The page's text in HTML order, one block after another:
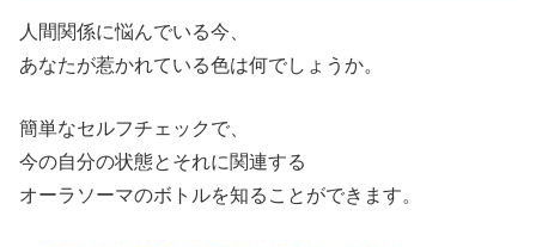
人間関係に悩んでいる今、
あなたが惹かれている色は何でしょうか。
簡単なセルフチェックで、
今の自分の状態とそれに関連する
オーラソーマのボトルを知ることができます。